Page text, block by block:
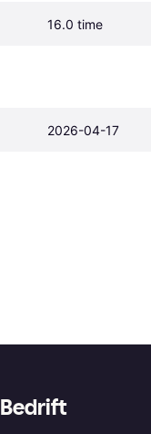
16.0 time
2026-04-17
Bedrift